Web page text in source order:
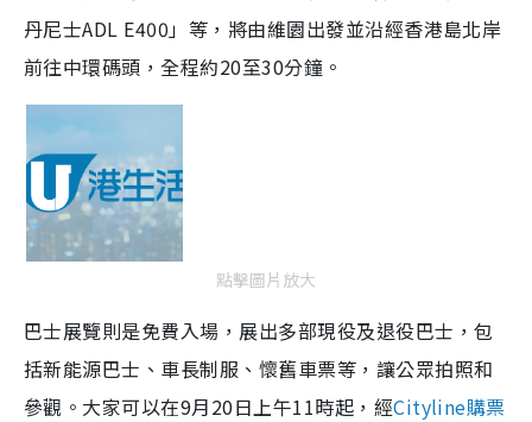
丹尼士ADL E400」等，將由維園出發並沿經香港島北岸
前往中環碼頭，全程約20至30分鐘。
點擊圖片放大
巴士展覽則是免費入場，展出多部現役及退役巴士，包
括新能源巴士、車長制服、懷舊車票等，讓公眾拍照和
參觀。大家可以在9月20日上午11時起，經Cityline購票